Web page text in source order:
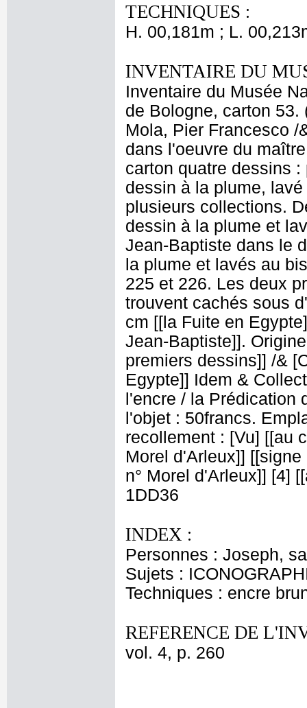
TECHNIQUES :
H. 00,181m ; L.
INVENTAIRE DU
Inventaire du Musée
de Bologne, carton 53.
Mola, Pier Francesco /
dans l'oeuvre du
carton quatre dessins
dessin à la plume,
plusieurs collections.
dessin à la plume et
Jean-Baptiste dans le
la plume et lavés au
225 et 226. Les deux
trouvent cachés sous
cm [[la Fuite en
Jean-Baptiste]].
premiers dessins]] /&
Egypte]] Idem &
l'encre / la Prédication
l'objet : 50francs.
recollement : [Vu] [[au
Morel d'Arleux]]
n° Morel d'Arleux]] [4]
1DD36
INDEX :
Personnes : Joseph,
Sujets :
Techniques : encre
REFERENCE DE
vol. 4, p. 260